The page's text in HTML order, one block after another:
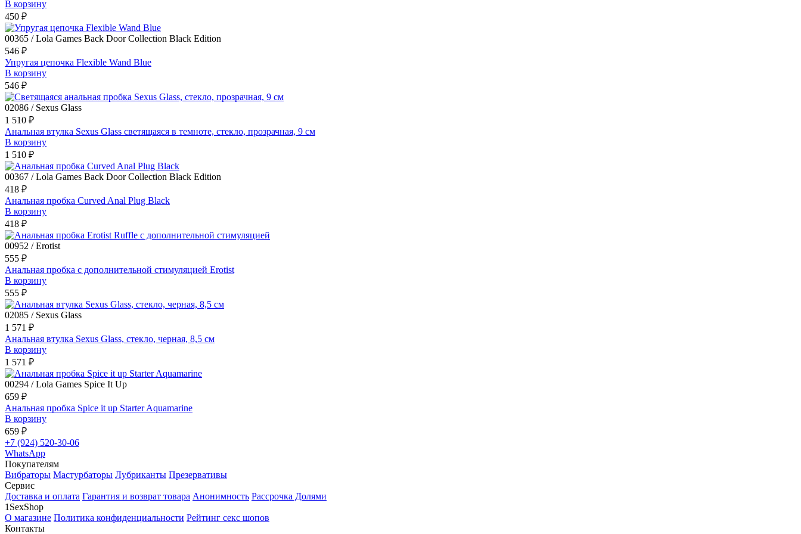
В корзину
450 ₽
00365 / Lola Games Back Door Collection Black Edition
546 ₽
Упругая цепочка Flexible Wand Blue
В корзину
546 ₽
02086 / Sexus Glass
1 510 ₽
Анальная втулка Sexus Glass светящаяся в темноте, стекло, прозрачная, 9 см
В корзину
1 510 ₽
00367 / Lola Games Back Door Collection Black Edition
418 ₽
Анальная пробка Curved Anal Plug Black
В корзину
418 ₽
00952 / Erotist
555 ₽
Анальная пробка с дополнительной стимуляцией Erotist
В корзину
555 ₽
02085 / Sexus Glass
1 571 ₽
Анальная втулка Sexus Glass, стекло, черная, 8,5 см
В корзину
1 571 ₽
00294 / Lola Games Spice It Up
659 ₽
Анальная пробка Spice it up Starter Aquamarine
В корзину
659 ₽
+7 (924) 520-30-06
WhatsApp
Покупателям
Вибраторы Мастурбаторы Лубриканты Презервативы
Сервис
Доставка и оплата Гарантия и возврат товара Анонимность Рассрочка Долями
1SexShop
О магазине Политика конфиденциальности Рейтинг секс шопов
Контакты